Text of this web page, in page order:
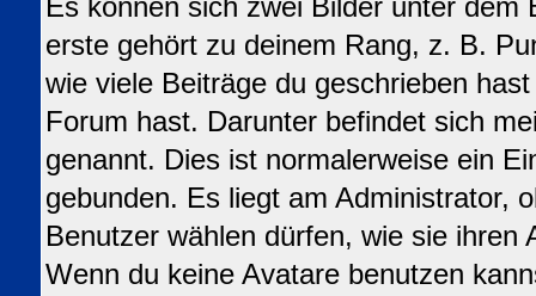
Es können sich zwei Bilder unter dem
erste gehört zu deinem Rang, z. B.
wie viele Beiträge du geschrieben
Forum hast. Darunter befindet sich
genannt. Dies ist normalerweise ein
gebunden. Es liegt am Administrator,
Benutzer wählen dürfen, wie sie ihren
Wenn du keine Avatare benutzen